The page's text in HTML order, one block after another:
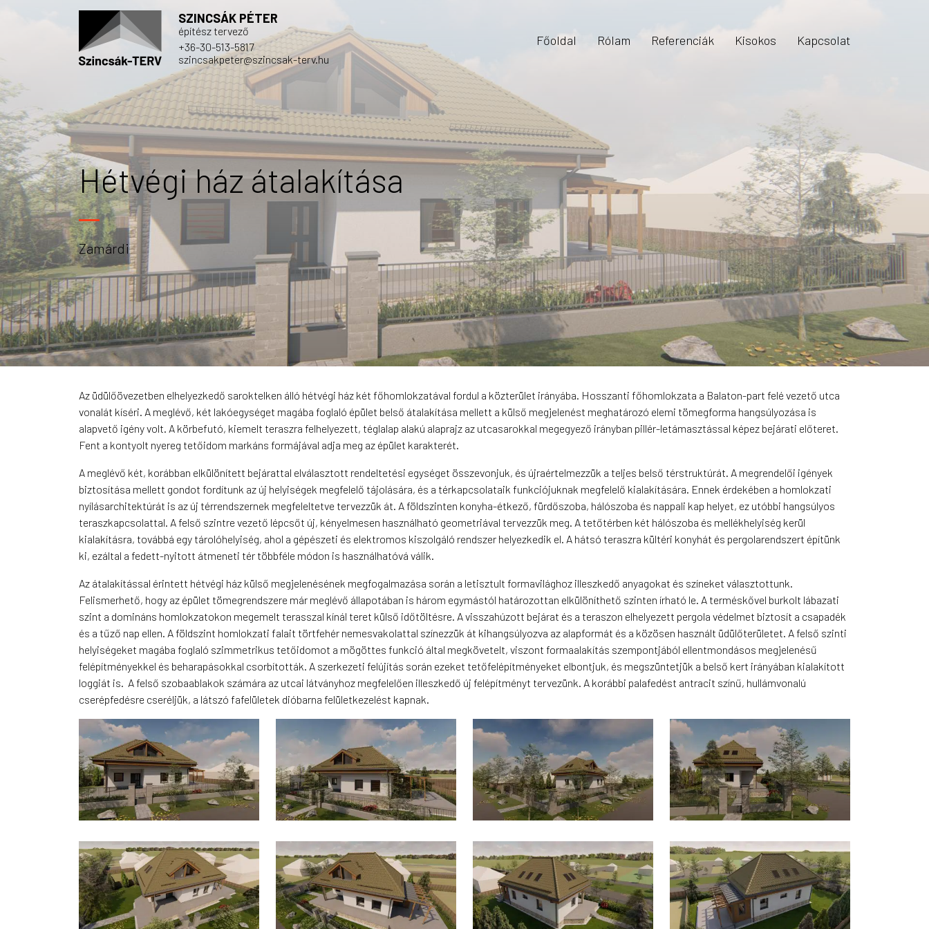
SZINCSÁK PÉTER
építész tervező
+36-30-513-5817
szincsakpeter@szincsak-terv.hu
Főoldal Rólam Referenciák Kisokos Kapcsolat
Hétvégi ház átalakítása
Zamárdi
Az üdülőövezetben elhelyezkedő saroktelken álló hétvégi ház két főhomlokzatával fordul a közterület irányába. Hosszanti főhomlokzata a Balaton-part felé vezető utca
vonalát kíséri. A meglévő, két lakóegységet magába foglaló épület belső átalakítása mellett a külső megjelenést meghatározó elemi tömegforma hangsúlyozása is
alapvető igény volt. A körbefutó, kiemelt teraszra felhelyezett, téglalap alakú alaprajz az utcasarokkal megegyező irányban pillér-letámasztással képez bejárati előteret.
Fent a kontyolt nyereg tetőidom markáns formájával adja meg az épület karakterét.
A meglévő két, korábban elkülönített bejárattal elválasztott rendeltetési egységet összevonjuk, és újraértelmezzük a teljes belső térstruktúrát. A megrendelői igények
biztosítása mellett gondot fordítunk az új helyiségek megfelelő tájolására, és a térkapcsolataik funkciójuknak megfelelő kialakítására. Ennek érdekében a homlokzati
nyílásarchitektúrát is az új térrendszernek megfeleltetve tervezzük át. A földszinten konyha-étkező, fürdőszoba, hálószoba és nappali kap helyet, ez utóbbi hangsúlyos
teraszkapcsolattal. A felső szintre vezető lépcsőt új, kényelmesen használható geometriával tervezzük meg. A tetőtérben két hálószoba és mellékhelyiség kerül
kialakításra, továbbá egy tárolóhelyiség, ahol a gépészeti és elektromos kiszolgáló rendszer helyezkedik el. A hátsó teraszra kültéri konyhát és pergolarendszert építünk
ki, ezáltal a fedett-nyitott átmeneti tér többféle módon is használhatóvá válik.
Az átalakítással érintett hétvégi ház külső megjelenésének megfogalmazása során a letisztult formavilághoz illeszkedő anyagokat és színeket választottunk.
Felismerhető, hogy az épület tömegrendszere már meglévő állapotában is három egymástól határozottan elkülöníthető szinten írható le. A terméskővel burkolt lábazati
szint a domináns homlokzatokon megemelt terasszal kínál teret külső időtöltésre. A visszahúzott bejárat és a teraszon elhelyezett pergola védelmet biztosít a csapadék
és a tűző nap ellen. A földszint homlokzati falait törtfehér nemesvakolattal színezzük át kihangsúlyozva az alapformát és a közösen használt üdülőterületet. A felső szinti
helyiségeket magába foglaló szimmetrikus tetőidomot a mögöttes funkció által megkövetelt, viszont formaalakítás szempontjából ellentmondásos megjelenésű
felépítményekkel és beharapásokkal csorbították. A szerkezeti felújítás során ezeket tetőfelépítményeket elbontjuk, és megszüntetjük a belső kert irányában kialakított
loggiát is. A felső szobaablakok számára az utcai látványhoz megfelelően illeszkedő új felépítményt tervezünk. A korábbi palafedést antracit színű, hullámvonalú
cserépfedésre cseréljük, a látszó fafelületek dióbarna felületkezelést kapnak.